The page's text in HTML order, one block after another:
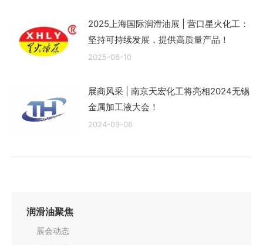
2025上海国际润滑油展 | 营口星火化工：
坚持可持续发展，提供高质量产品！
2025-06-10
展商风采 | 南京天宏化工将亮相2024无锡
金属加工液大会！
2024-09-06
润滑油聚焦
展会动态